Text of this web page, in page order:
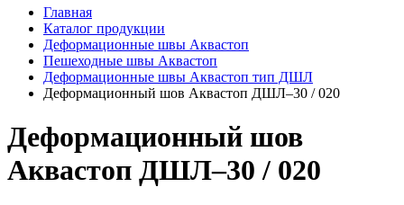
Главная
Каталог продукции
Деформационные швы Аквастоп
Пешеходные швы Аквастоп
Деформационные швы Аквастоп тип ДШЛ
Деформационный шов Аквастоп ДШЛ–30 / 020
Деформационный шов
Аквастоп ДШЛ–30 / 020